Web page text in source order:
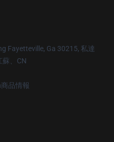
Fayetteville, Ga 30215, 私達
蘇、CN
品情報